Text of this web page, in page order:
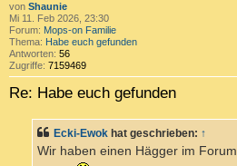
von Shaunie
Mi 11. Feb 2026, 23:30
Forum: Mops-on Familie
Thema: Habe euch gefunden
Antworten: 56
Zugriffe: 7159469
Re: Habe euch gefunden
Ecki-Ewok hat geschrieben: ↑
Wir haben einen Hägger im Forum